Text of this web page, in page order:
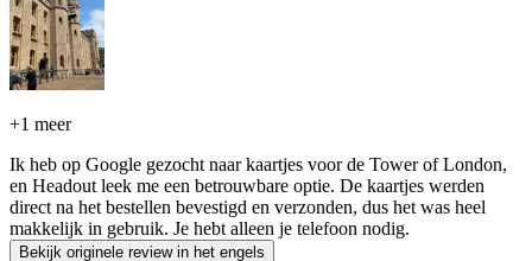
+1 meer
Ik heb op Google gezocht naar kaartjes voor de Tower of London,
en Headout leek me een betrouwbare optie. De kaartjes werden
direct na het bestellen bevestigd en verzonden, dus het was heel
makkelijk in gebruik. Je hebt alleen je telefoon nodig.
Bekijk originele review in het engels